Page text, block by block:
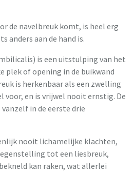
de navelbreuk komt, is heel erg
anders aan de hand is.
is een uitstulping van het
plek of opening in de buikwand
is herkenbaar als een zwelling
voor, en is vrijwel nooit ernstig. De
in de eerste drie
nooit lichamelijke klachten,
tot een liesbreuk,
kan raken, wat allerlei